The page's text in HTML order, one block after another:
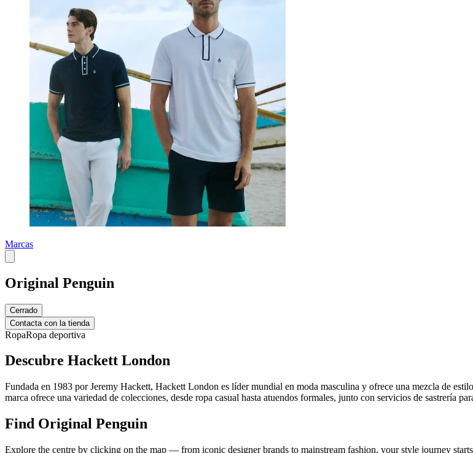
Marcas
Original Penguin
Cerrado
Contacta con la tienda
RopaRopa deportiva
Descubre Hackett London
Fundada en 1983 por Jeremy Hackett, Hackett London es líder mundial en moda masculina y ofrece una mezcla de
marca ofrece una variedad de colecciones, desde ropa casual hasta atuendos formales, junto con servicios de sastrería
Find Original Penguin
Explore the centre by clicking on the map — from iconic designer brands to mainstream fashion, your style journey